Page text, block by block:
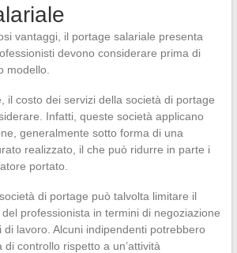
vantaggi, il portage salariale presenta
devono considerare prima di
modello.
il costo dei servizi della società di portage
Infatti, queste società applicano
generalmente sotto forma di una
realizzato, il che può ridurre in parte i
portato.
di portage può talvolta limitare il
professionista in termini di negoziazione
lavoro. Alcuni indipendenti potrebbero
controllo rispetto a un’attività